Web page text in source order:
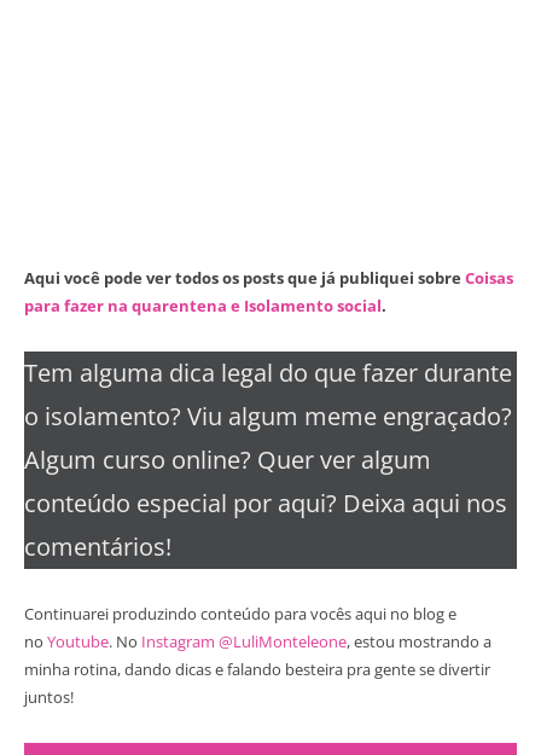
Aqui você pode ver todos os posts que já publiquei sobre Coisas
para fazer na quarentena e Isolamento social.
Tem alguma dica legal do que fazer durante
o isolamento? Viu algum meme engraçado?
Algum curso online? Quer ver algum
conteúdo especial por aqui? Deixa aqui nos
comentários!
Continuarei produzindo conteúdo para vocês aqui no blog e
no Youtube. No Instagram @LuliMonteleone, estou mostrando a
minha rotina, dando dicas e falando besteira pra gente se divertir
juntos!